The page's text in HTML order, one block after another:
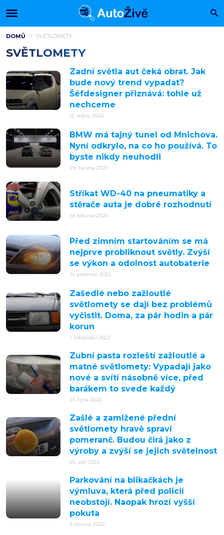
DOMŮ SVĚTLOMETY
SVĚTLOMETY
Zadní světla aut čeká obrat. Jak
bude nový trend vypadat?
Šéfdesigner přiznává: tohle už
nechceme
13. ledna 2026
BMW má tajný tunel od Mnichova.
Nyní odkrylo, na co ho používá. To
byste nikdy neuhodli
29. června 2023
Stříkat WD-40 na pneumatiky a
stěrače auta je dobré rozhodnutí
19. března 2023
Před zimním startováním se má
nejprve probliknout světly. Zvýší
se výkon a odolnost autobaterie
14. prosince 2022
Zašedlé nebo zažloutlé
světlomety se dají bez problémů
vyčistit. Doma, za pár hodin a pár
korun
1. listopadu 2022
Zubní pasta rozleští zažloutlé a
matné světlomety: Vypadají jako
nové a svítí násobně více, před
barákem to svede každý
21. října 2022
Zašlé a zamlžené přední
světlomety hravě spraví
pomeranč. Budou čirá jako z
výroby a zvýší se jejich světelnost
25. září 2022
Parkování na blikačkách je
výmluva, která před policií
neobstojí. Naopak hrozí vyšší
pokuta
3. června 2022